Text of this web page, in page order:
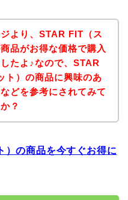
より、STAR FIT（ス
品がお得な価格で購入
たよ♪なので、STAR
ト）の商品に興味のあ
どを参考にされてみて
？
）の商品を今すぐお得に